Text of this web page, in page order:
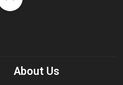
About Us